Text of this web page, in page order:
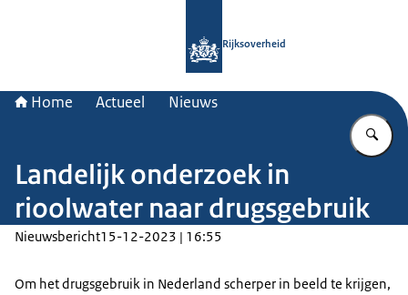
Rijksoverheid
Home Actueel Nieuws
Landelijk onderzoek in
rioolwater naar drugsgebruik
Nieuwsbericht15-12-2023 | 16:55
Om het drugsgebruik in Nederland scherper in beeld te krijgen,